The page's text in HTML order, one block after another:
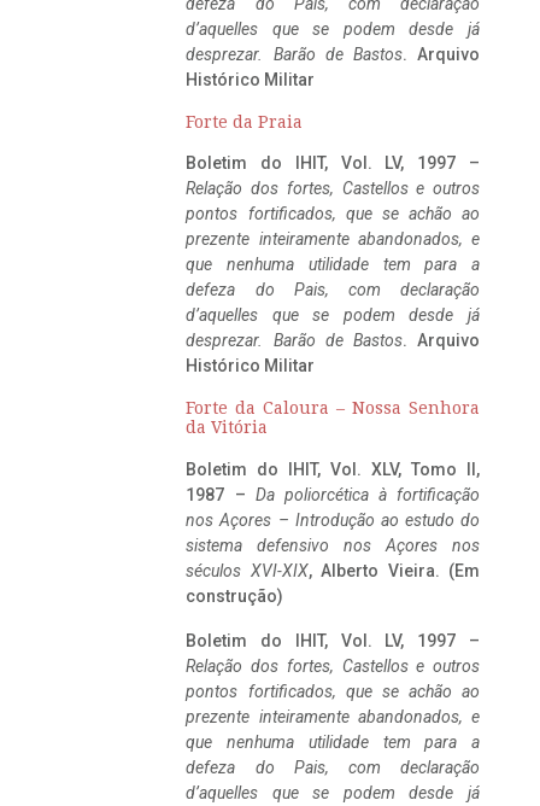
d’aquelles que se podem desde já
desprezar. Barão de Bastos. Arquivo
Histórico Militar
Forte da Praia
Boletim do IHIT, Vol. LV, 1997 –
Relação dos fortes, Castellos e outros
pontos fortificados, que se achão ao
prezente inteiramente abandonados, e
que nenhuma utilidade tem para a
defeza do Pais, com declaração
d’aquelles que se podem desde já
desprezar. Barão de Bastos. Arquivo
Histórico Militar
Forte da Caloura – Nossa Senhora
da Vitória
Boletim do IHIT, Vol. XLV, Tomo II,
1987 – Da poliorcética à fortificação
nos Açores – Introdução ao estudo do
sistema defensivo nos Açores nos
séculos XVI-XIX, Alberto Vieira. (Em
construção)
Boletim do IHIT, Vol. LV, 1997 –
Relação dos fortes, Castellos e outros
pontos fortificados, que se achão ao
prezente inteiramente abandonados, e
que nenhuma utilidade tem para a
defeza do Pais, com declaração
d’aquelles que se podem desde já